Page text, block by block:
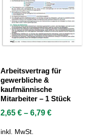
Arbeitsvertrag für
gewerbliche &
kaufmännische
Mitarbeiter – 1 Stück
2,65€ –6,79€
inkl. MwSt.